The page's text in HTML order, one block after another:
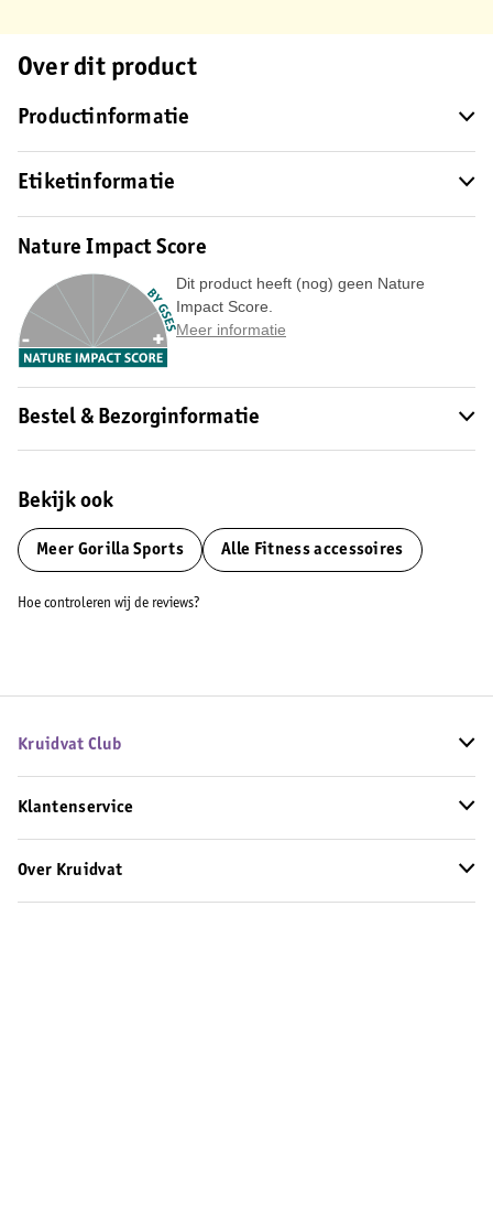
Over dit product
Productinformatie
Etiketinformatie
Nature Impact Score
Dit product heeft (nog) geen Nature
Impact Score.
Meer informatie
Bestel & Bezorginformatie
Bekijk ook
Meer Gorilla Sports Alle Fitness accessoires
Hoe controleren wij de reviews?
Kruidvat Club
Klantenservice
Over Kruidvat